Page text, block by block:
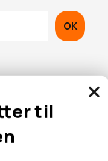
OK
til